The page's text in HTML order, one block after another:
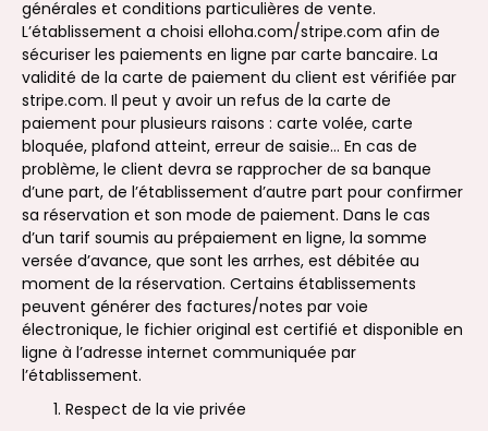
générales et conditions particulières de vente.
L’établissement a choisi elloha.com/stripe.com afin de
sécuriser les paiements en ligne par carte bancaire. La
validité de la carte de paiement du client est vérifiée par
stripe.com. Il peut y avoir un refus de la carte de
paiement pour plusieurs raisons : carte volée, carte
bloquée, plafond atteint, erreur de saisie… En cas de
problème, le client devra se rapprocher de sa banque
d’une part, de l’établissement d’autre part pour confirmer
sa réservation et son mode de paiement. Dans le cas
d’un tarif soumis au prépaiement en ligne, la somme
versée d’avance, que sont les arrhes, est débitée au
moment de la réservation. Certains établissements
peuvent générer des factures/notes par voie
électronique, le fichier original est certifié et disponible en
ligne à l’adresse internet communiquée par
l’établissement.
Respect de la vie privée